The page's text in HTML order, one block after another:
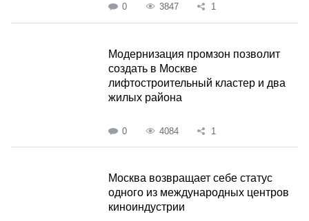
0 3847 1
Модернизация промзон позволит
создать в Москве
лифтостроительный кластер и два
жилых района
0 4084 1
Москва возвращает себе статус
одного из международных центров
киноиндустрии